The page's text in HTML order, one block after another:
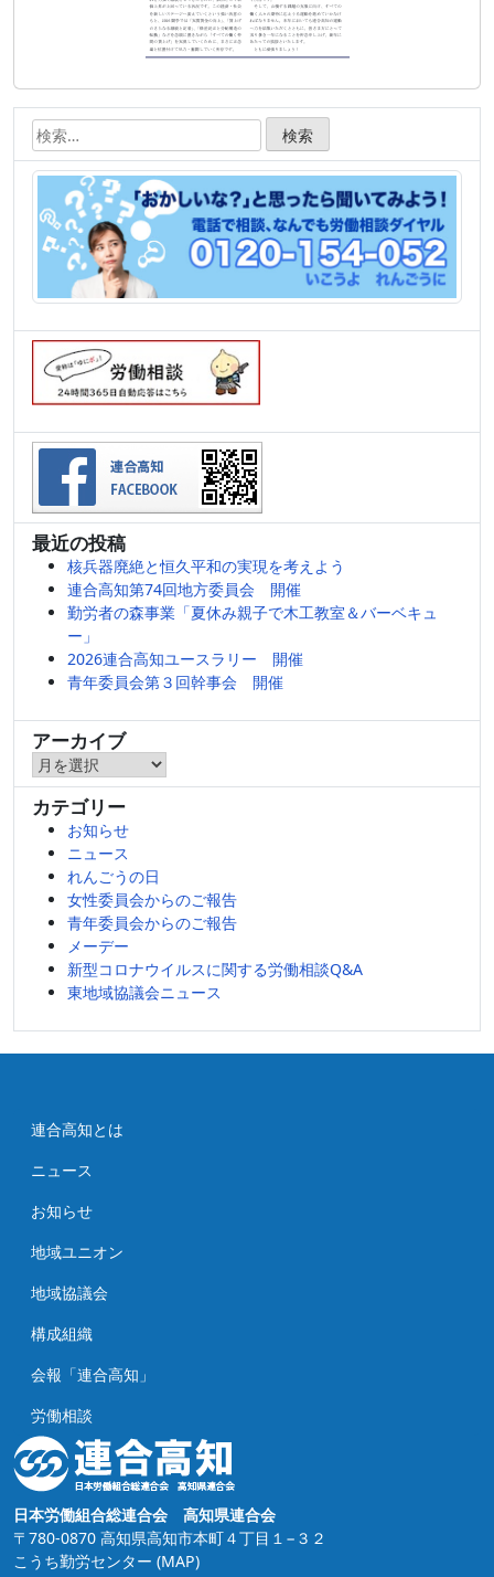
検
索:
最近の投稿
核兵器廃絶と恒久平和の実現を考えよう
連合高知第74回地方委員会 開催
勤労者の森事業「夏休み親子で木工教室＆バーベキュ
ー」
2026連合高知ユースラリー 開催
青年委員会第３回幹事会 開催
アーカイブ
ア
ー
カ
カテゴリー
お知らせ
ニュース
れんごうの日
女性委員会からのご報告
青年委員会からのご報告
メーデー
新型コロナウイルスに関する労働相談Q&A
東地域協議会ニュース
連合高知とは
ニュース
お知らせ
地域ユニオン
地域協議会
構成組織
会報「連合高知」
労働相談
日本労働組合総連合会 高知県連合会
〒780-0870 高知県高知市本町４丁目１−３２
こうち勤労センター (MAP)